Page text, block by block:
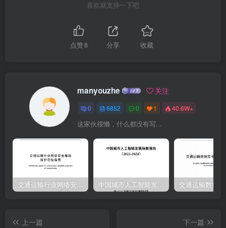
科技大学京东科技集团用友网络科技股份有限公司北京东方国信科技
股份有限公司中国科学院沈阳自动化研究所研祥智能科技股份有限公
司中铝信息科技有限公司西安电子科技大学智能制造与工业大数据研
喜欢就支持一下吧
点赞8 分享 收藏
manyouzhe 关注
0 6852 0 1 40.6W+
这家伙很懒，什么都没有写...
交通运输行业网络安全等级保护定级指南（JTT-904—2023）2023 中国城市人工智能发展指数报告（2023-2024）
上一篇
下一篇